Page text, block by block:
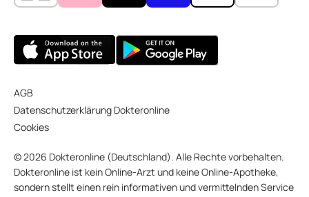
AGB
Datenschutzerklärung Dokteronline
Cookies
© 2026 Dokteronline (Deutschland). Alle Rechte vorbehalten.
Dokteronline ist kein Online-Arzt und keine Online-Apotheke,
sondern stellt einen rein informativen und vermittelnden Service